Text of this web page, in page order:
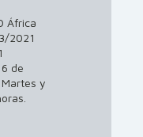
África
2021
de
y